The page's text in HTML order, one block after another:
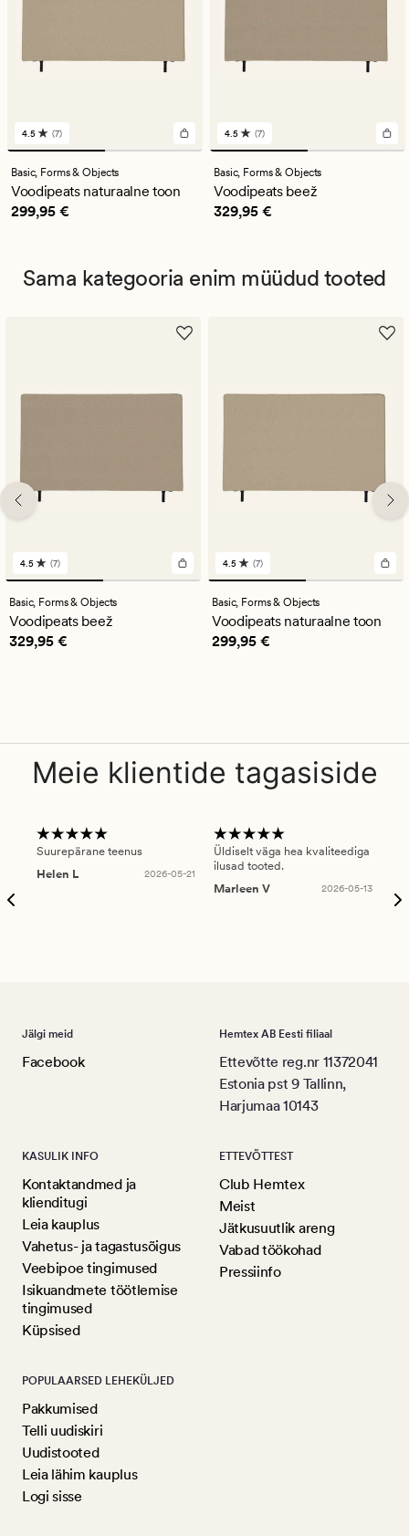
7
arvustust
keskmise
hinnanguga
4.5
4.5 (7)
Basic, Forms & Objects
Voodipeats naturaalne toon
Pris_ee 299,95 €
299,95 €
7
arvustust
keskmise
hinnanguga
4.5
4.5 (7)
Basic, Forms & Objects
Voodipeats beež
Pris_ee 329,95 €
329,95 €
Sama kategooria enim müüdud tooted
7
arvustust
keskmise
hinnanguga
4.5
4.5 (7)
Basic, Forms & Objects
Voodipeats beež
Pris_ee 329,95 €
329,95 €
7
arvustust
keskmise
hinnanguga
4.5
4.5 (7)
Basic, Forms & Objects
Voodipeats naturaalne toon
Pris_ee 299,95 €
299,95 €
Meie klientide tagasiside
Suurepärane teenus
Helen L
2026-05-21
Üldiselt väga hea kvaliteediga
ilusad tooted.
Marleen V
2026-05-13
Jälgi meid
Facebook
Hemtex AB Eesti filiaal
Ettevõtte reg.nr 11372041
Estonia pst 9 Tallinn,
Harjumaa 10143
KASULIK INFO
Kontaktandmed ja
klienditugi
Leia kauplus
Vahetus- ja tagastusõigus
Veebipoe tingimused
Isikuandmete töötlemise
tingimused
Küpsised
ETTEVÕTTEST
Club Hemtex
Meist
Jätkusuutlik areng
Vabad töökohad
Pressiinfo
POPULAARSED LEHEKÜLJED
Pakkumised
Telli uudiskiri
Uudistooted
Leia lähim kauplus
Logi sisse